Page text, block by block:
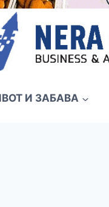
И ЗАБАВА